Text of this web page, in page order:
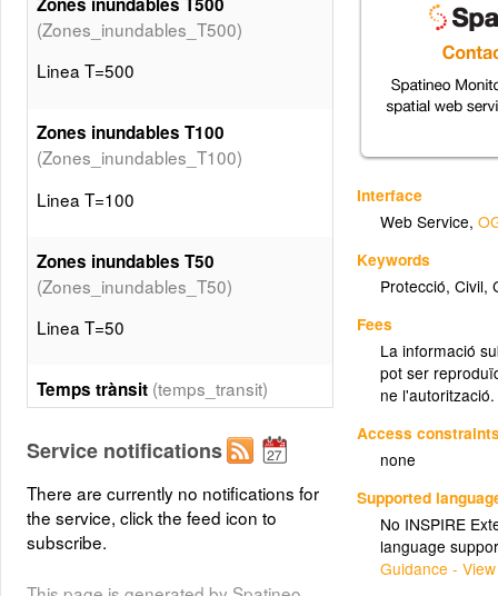
Interface
Web Service,
Keywords
Protecció,Civil,
Fees
La informació
pot ser
ne l'autorització.
Access
none
Supported
No INSPIRE
language
Guidance -
(Zones_inundables_T500)
Linea T=500
Zones inundables T100
(Zones_inundables_T100)
Linea T=100
Zones inundables T50
(Zones_inundables_T50)
Linea T=50
Temps trànsit (temps_transit)
Cons de dejecció (cons_dejeccio)
Cons de dejecció
Service notifications
There are currently no notifications for
the service, click the feed icon to
subscribe.